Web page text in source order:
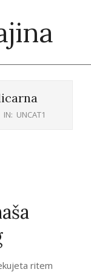
IN: UNCAT1
ritem